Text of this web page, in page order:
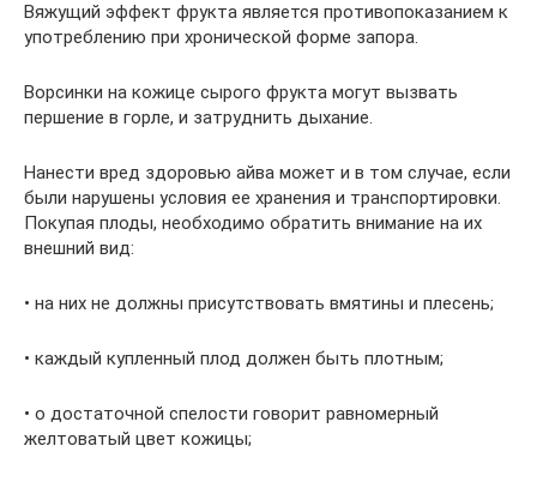
Вяжущий эффект фрукта является противопоказанием к
употреблению при хронической форме запора.
Ворсинки на кожице сырого фрукта могут вызвать
першение в горле, и затруднить дыхание.
Нанести вред здоровью айва может и в том случае, если
были нарушены условия ее хранения и транспортировки.
Покупая плоды, необходимо обратить внимание на их
внешний вид:
• на них не должны присутствовать вмятины и плесень;
• каждый купленный плод должен быть плотным;
• о достаточной спелости говорит равномерный
желтоватый цвет кожицы;